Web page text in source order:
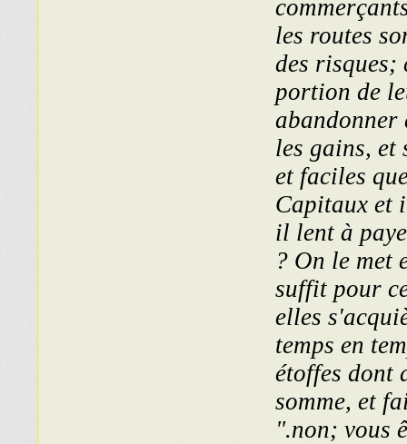
les routes
des risques;
portion de
abandonner
les gains, et
et faciles
Capitaux et
il lent à
? On le met
suffit pour
elles
temps en
étoffes dont
somme, et
non; vous